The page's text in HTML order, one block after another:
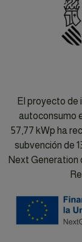
El proyecto
autoconsumo
57,77 kWp ha
subvención de
Next Generation